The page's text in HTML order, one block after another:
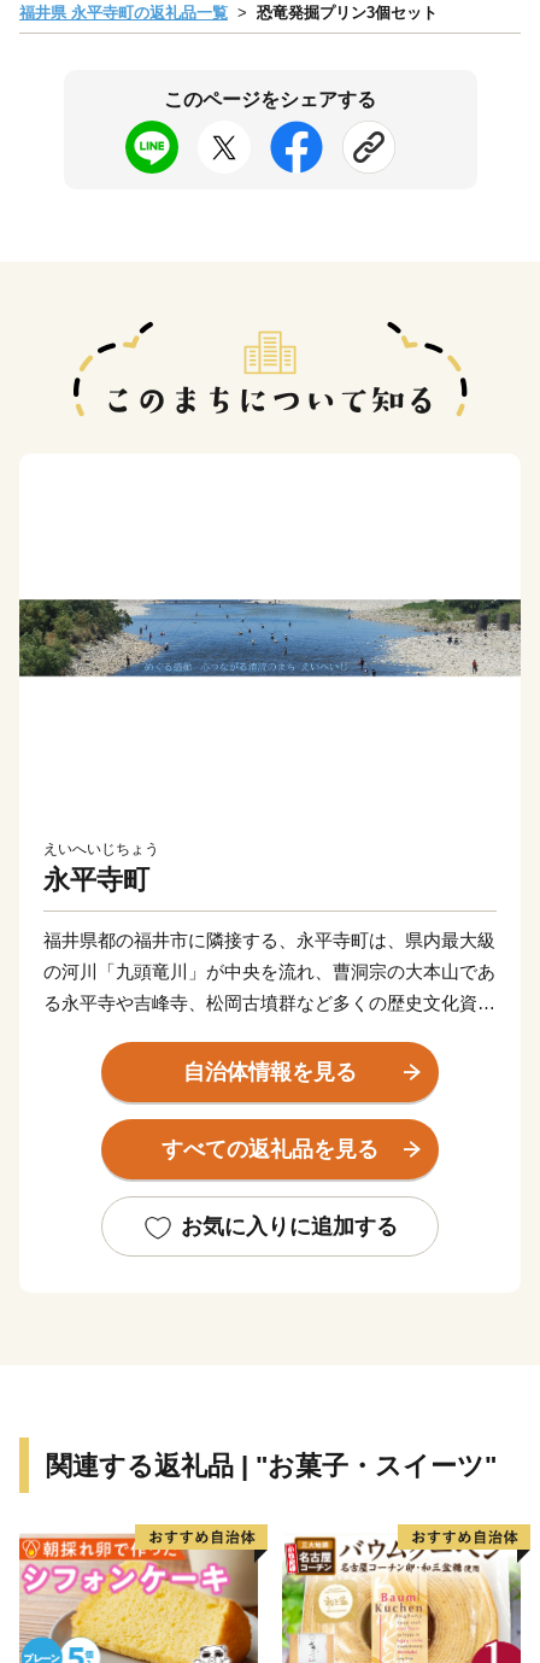
福井県 永平寺町の返礼品一覧
恐竜発掘プリン3個セット
このページをシェアする
えいへいじちょう
永平寺町
福井県都の福井市に隣接する、永平寺町は、県内最大級
の河川「九頭竜川」が中央を流れ、曹洞宗の大本山であ
る永平寺や吉峰寺、松岡古墳群など多くの歴史文化資源
学などの学術研究機関も立地しています。
あなたのふるさと“えいへいじ”はどんな顔をしています
友と一緒に学び、笑い、時には泣いた、ふるさと“えい
へいじ”。
永平寺町では、「活力とぬくもりのある町」づくりのた
を元気にするための地域づくり、人づくりのため当町が
取り組む施策への応援をお願いします。
ふるさとに今も思いを寄せてくださる皆様の、温かいご
自治体情報を見る
すべての返礼品を見る
お気に入りに追加する
関連する返礼品 | "お菓子・スイーツ"